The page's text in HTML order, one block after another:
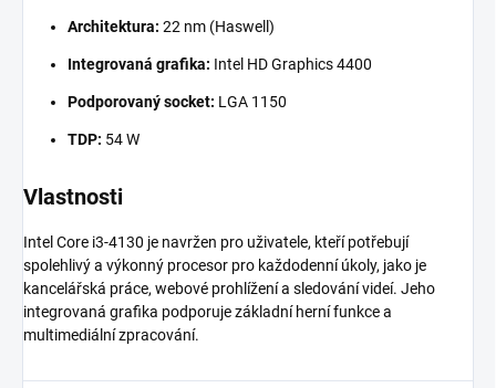
Architektura: 22 nm (Haswell)
Integrovaná grafika: Intel HD Graphics 4400
Podporovaný socket: LGA 1150
TDP: 54 W
Vlastnosti
Intel Core i3-4130 je navržen pro uživatele, kteří potřebují
spolehlivý a výkonný procesor pro každodenní úkoly, jako je
kancelářská práce, webové prohlížení a sledování videí. Jeho
integrovaná grafika podporuje základní herní funkce a
multimediální zpracování.